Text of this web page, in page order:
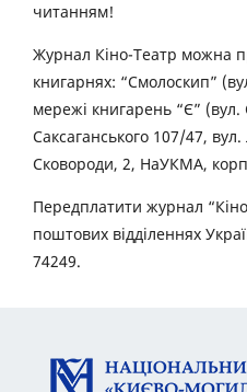
читанням!
Журнал Кіно-Театр можна
книгарнях: “Смолоскип”
мережі книгарень “Є” (вул.
Саксаганського 107/47,
Сковороди, 2, НаУКМА,
Передплатити журнал
поштових відділеннях
74249.